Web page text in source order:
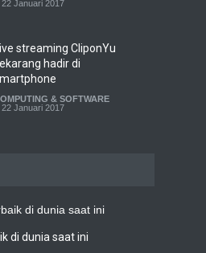
22 Januari 2017
streaming CliponYu
hadir di
& SOFTWARE
22 Januari 2017
SPEC 8 Januari 2017
di dunia saat ini